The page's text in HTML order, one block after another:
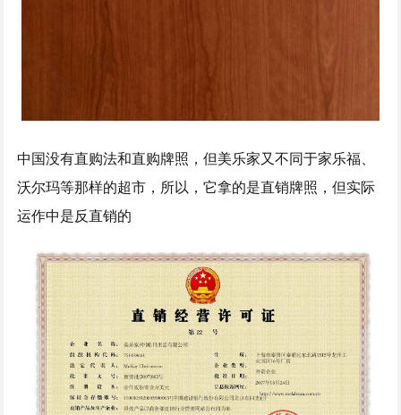
中国没有直购法和直购牌照，但美乐家又不同于家乐福、
沃尔玛等那样的超市，所以，它拿的是直销牌照，但实际
运作中是反直销的